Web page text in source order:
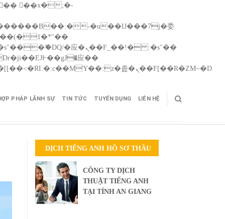
矁[��x�ZM~�n"��IB؃��!'����Тѕ��+��(m��IK�ʭ�/|��ϐܢ��F[��x�ZMz�G�� %嬩�/c��������[[��<�RI:�:c��MΎ��:z�졾�ܢ��F[��R�ZM~�DSkip
PHÁP LÃNH SỰ TIN TỨC TUYỂN DỤNG LIÊN HỆ
DỊCH TIẾNG ANH HỒ SƠ THẦU
CÔNG TY DỊCH
THUẬT TIẾNG ANH
TẠI TỈNH AN GIANG